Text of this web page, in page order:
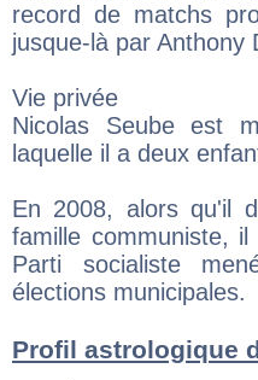
record de matchs
jusque-là par Anthony
Vie privée
Nicolas Seube est
laquelle il a deux
En 2008, alors qu'il
famille communiste,
Parti socialiste
élections municipales.
Profil astrologique